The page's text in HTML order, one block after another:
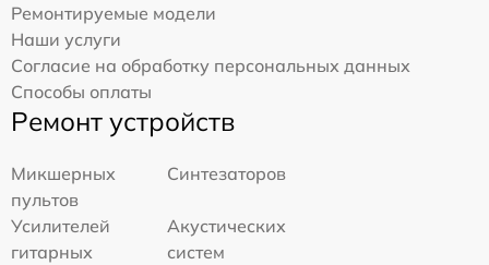
Ремонтируемые модели
Наши услуги
Согласие на обработку персональных данных
Способы оплаты
Ремонт устройств
Микшерных
пультов
Синтезаторов
Усилителей
гитарных
Акустических
систем